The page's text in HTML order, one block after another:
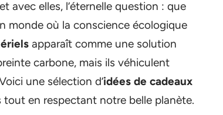
avec elles, l’éternelle question : que
monde où la conscience écologique
apparaît comme une solution
carbone, mais ils véhiculent
une sélection d’idées de cadeaux
en respectant notre belle planète.